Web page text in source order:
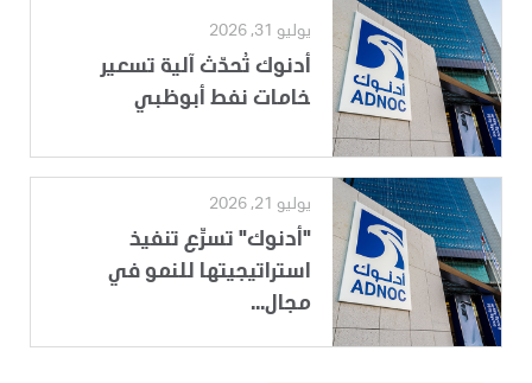
يوليو 31, 2026
أدنوك تُحدّث آلية تسعير
خامات نفط أبوظبي
يوليو 21, 2026
"أدنوك" تسرِّع تنفيذ
استراتيجيتها للنمو في
مجال...